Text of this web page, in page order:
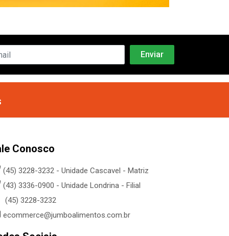
Conosco
(45) 3228-3232 - Unidade Cascavel - Matriz
(43) 3336-0900 - Unidade Londrina - Filial
(45) 3228-3232
ecommerce@jumboalimentos.com.br